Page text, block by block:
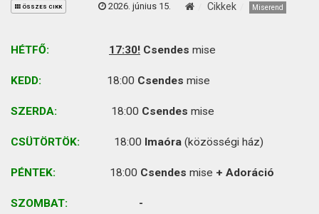
KAPCSOLAT
ÖSSZES CIKK 2026. június 15. Cikkek Miserend
HÉTFŐ: 17:30! Csendes mise
KEDD: 18:00 Csendes mise
SZERDA: 18:00 Csendes mise
CSÜTÖRTÖK: 18:00 Imaóra (közösségi ház)
PÉNTEK: 18:00 Csendes mise + Adoráció
SZOMBAT: -